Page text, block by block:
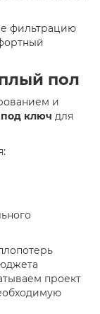
фильтрацию
пол
и
под ключ для
проект